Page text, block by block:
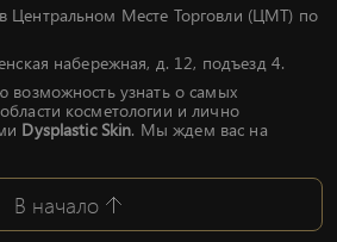
Центральном Месте Торговли (ЦМТ) по
набережная, д. 12, подъезд 4.
возможность узнать о самых
косметологии и лично
Dysplastic Skin. Мы ждем вас на
В начало